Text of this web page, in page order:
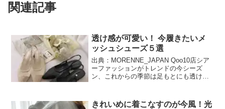
関連記事
透け感が可愛い！ 今履きたいメ
ッシュシューズ５選
出典：MORENNE_JAPAN Qoo10店シア
ーファッションがトレンドの今シーズ
ン、これからの季節は足もとにも透け感
プパンプスやミュールなら、今から夏ま
きれいめに着こなすのが今風！光